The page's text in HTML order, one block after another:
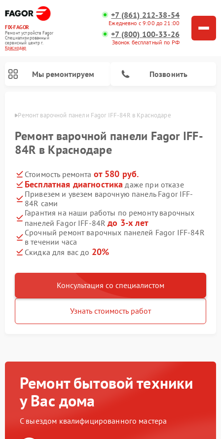
FIX-FAGOR
Ремонт устройств Fagor
Специализированный
cервисный центр г.
Краснодар
+7 (861) 212-38-54
Ежедневно с 9:00 до 21:00
+7 (800) 100-33-26
Звонок бесплатный по РФ
Мы ремонтируем Позвонить
Ремонт варочной панели Fagor IFF-84R в Краснодаре
Ремонт варочной панели Fagor IFF-
84R в Краснодаре
Стоимость ремонта от 580 руб.
Бесплатная диагностика даже при отказе
Привезем и увезем варочную панель Fagor IFF-
84R сами
Гарантия на наши работы по ремонту варочных
панелей Fagor IFF-84Rдо 3-х лет
Срочный ремонт варочных панелей Fagor IFF-84R
в течении часа
Скидка для вас до 20%
Консультация со специалистом
Узнать стоимость работ
Ремонт бытовой техники
у Вас дома
С выездом квалифицированного мастера